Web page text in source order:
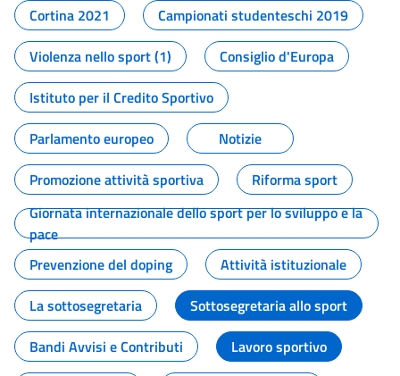
Cortina 2021
Campionati studenteschi 2019
Violenza nello sport (1)
Consiglio d'Europa
Istituto per il Credito Sportivo
Parlamento europeo
Notizie
Promozione attività sportiva
Riforma sport
Giornata internazionale dello sport per lo sviluppo e la
pace
Prevenzione del doping
Attività istituzionale
La sottosegretaria
Sottosegretaria allo sport
Bandi Avvisi e Contributi
Lavoro sportivo